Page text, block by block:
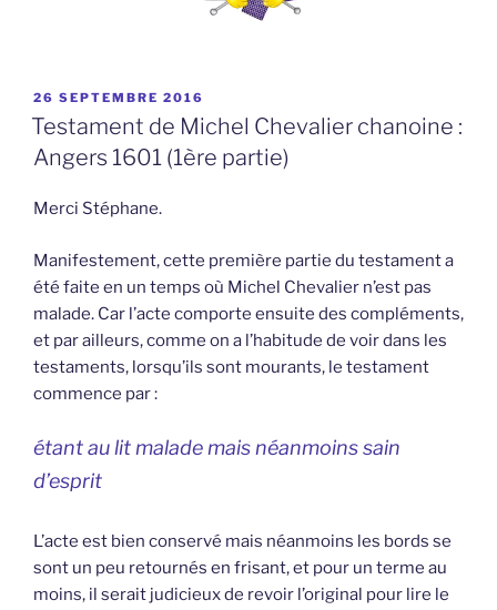
PUBLIÉ
LE
26 SEPTEMBRE 2016
Testament de Michel Chevalier chanoine :
Angers 1601 (1ère partie)
Merci Stéphane.
Manifestement, cette première partie du testament a
été faite en un temps où Michel Chevalier n’est pas
malade. Car l’acte comporte ensuite des compléments,
et par ailleurs, comme on a l’habitude de voir dans les
testaments, lorsqu’ils sont mourants, le testament
commence par :
étant au lit malade mais néanmoins sain
d’esprit
L’acte est bien conservé mais néanmoins les bords se
sont un peu retournés en frisant, et pour un terme au
moins, il serait judicieux de revoir l’original pour lire le